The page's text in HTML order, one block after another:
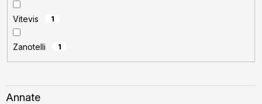
Vitevis 1
Zanotelli 1
Annate